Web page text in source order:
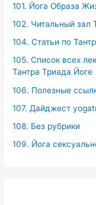
101. Йога Образа
102. Читальный зал
104. Статьи по
105. Список всех
Тантра Триада Йоге
106. Полезные
107. Дайджест
108. Без рубрики
109. Йога